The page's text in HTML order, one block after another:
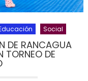
Social
DE RANCAGUA
TORNEO DE